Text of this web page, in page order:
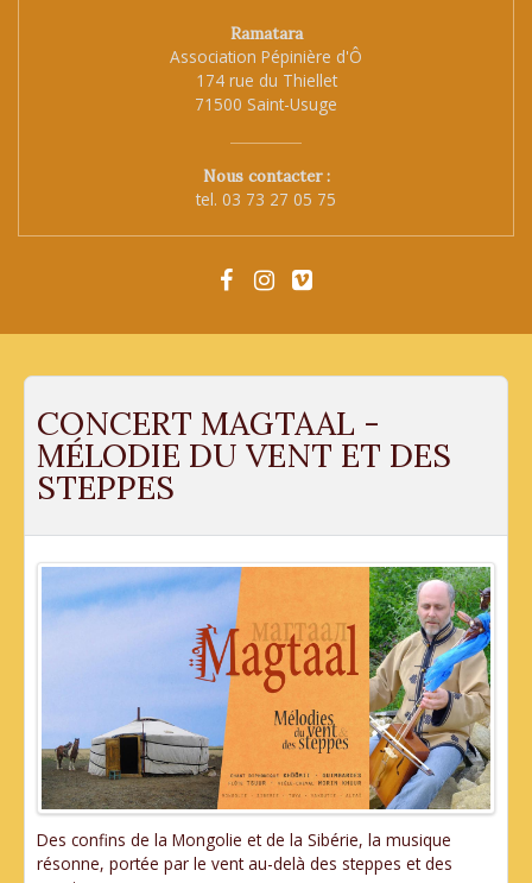
Ramatara
Association Pépinière d'Ô
174 rue du Thiellet
71500 Saint-Usuge
Nous contacter :
tel. 03 73 27 05 75
CONCERT MAGTAAL -
MÉLODIE DU VENT ET DES
STEPPES
Des confins de la Mongolie et de la Sibérie, la musique
résonne, portée par le vent au-delà des steppes et des